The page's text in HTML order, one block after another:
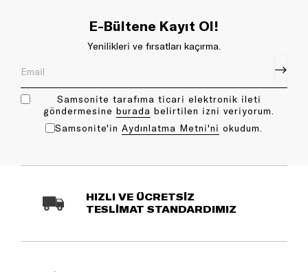
E-Bültene Kayıt Ol!
Yenilikleri ve fırsatları kaçırma.
Samsonite tarafıma ticari elektronik ileti
göndermesine bu rada belirtilen izni veriyorum.
Samsonite'in Aydınlatma Metni'ni okudum.
HIZLI VE ÜCRETSİZ
TESLİMAT STANDARDIMIZ